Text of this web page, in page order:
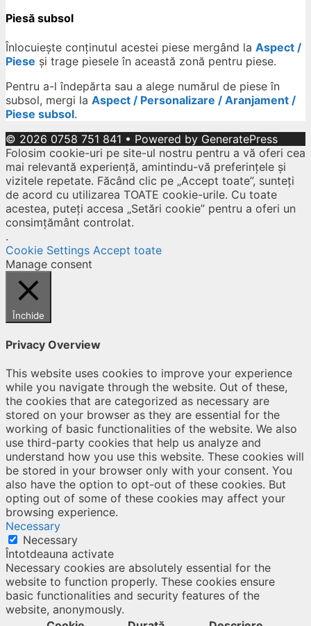
Piesă subsol
Înlocuiește conținutul acestei piese mergând la Aspect /
Piese și trage piesele în această zonă pentru piese.
Pentru a-l îndepărta sau a alege numărul de piese în
subsol, mergi la Aspect / Personalizare / Aranjament /
Piese subsol.
© 2026 0758 751 841 • Powered by GeneratePress
Folosim cookie-uri pe site-ul nostru pentru a vă oferi cea
mai relevantă experiență, amintindu-vă preferințele și
vizitele repetate. Făcând clic pe „Accept toate”, sunteți
de acord cu utilizarea TOATE cookie-urile. Cu toate
acestea, puteți accesa „Setări cookie” pentru a oferi un
consimțământ controlat.
.
Cookie Settings Accept toate
Manage consent
Închide
Privacy Overview
This website uses cookies to improve your experience
while you navigate through the website. Out of these,
the cookies that are categorized as necessary are
stored on your browser as they are essential for the
working of basic functionalities of the website. We also
use third-party cookies that help us analyze and
understand how you use this website. These cookies will
be stored in your browser only with your consent. You
also have the option to opt-out of these cookies. But
opting out of some of these cookies may affect your
browsing experience.
Necessary
Necessary
Întotdeauna activate
Necessary cookies are absolutely essential for the
website to function properly. These cookies ensure
basic functionalities and security features of the
website, anonymously.